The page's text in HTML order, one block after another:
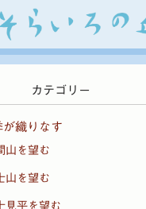
カテゴリー
が織りなす
山を望む
山を望む
見平を望む